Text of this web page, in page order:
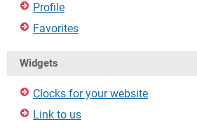
Profile
Favorites
Widgets
Clocks for your website
Link to us